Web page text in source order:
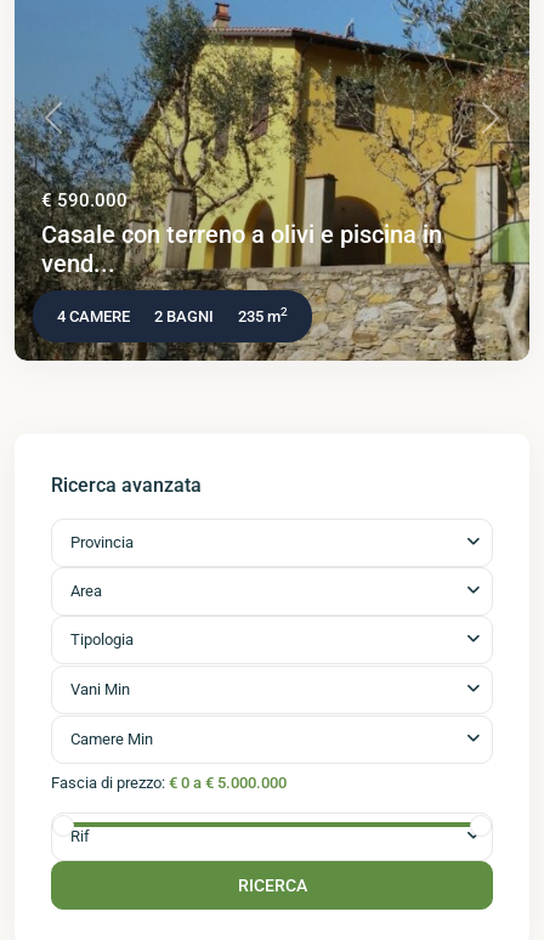
Previous Next
€ 590.000
Casale con terreno a olivi e piscina in
vend...
4 CAMERE 2 BAGNI 235 m2
Ricerca avanzata
Provincia
Area
Tipologia
Vani Min
Camere Min
Fascia di prezzo: € 0 a € 5.000.000
Rif
RICERCA